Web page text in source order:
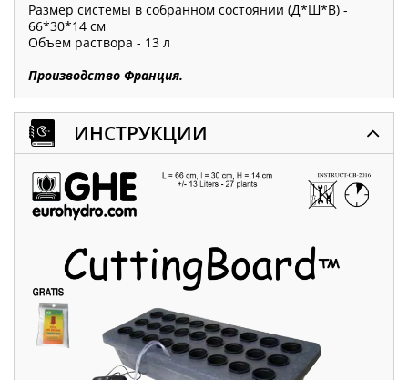
Размер системы в собранном состоянии (Д*Ш*В) -
66*30*14 см
Объем раствора - 13 л
Производство Франция.
ИНСТРУКЦИИ